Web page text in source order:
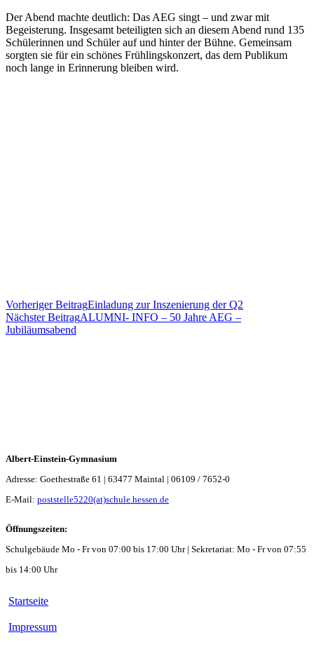
Der Abend machte deutlich: Das AEG singt – und zwar mit
Begeisterung. Insgesamt beteiligten sich an diesem Abend rund 135
Schülerinnen und Schüler auf und hinter der Bühne. Gemeinsam
sorgten sie für ein schönes Frühlingskonzert, das dem Publikum
noch lange in Erinnerung bleiben wird.
Vorheriger BeitragEinladung zur Inszenierung der Q2
Nächster BeitragALUMNI- INFO – 50 Jahre AEG –
Jubiläumsabend
Albert-Einstein-Gymnasium
Adresse: Goethestraße 61 | 63477 Maintal | 06109 / 7652-0
E-Mail: poststelle5220(at)schule.hessen.de
Öffnungszeiten:
Schulgebäude Mo - Fr von 07:00 bis 17:00 Uhr | Sekretariat: Mo - Fr von 07:55
bis 14:00 Uhr
Startseite
Impressum